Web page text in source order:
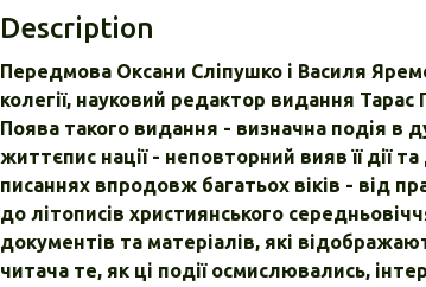
Description
Передмова Оксани Сліпушко і Василя
колегії, науковий редактор видання Тарас
Поява такого видання - визначна подія в
життєпис нації - неповторний вияв її дії
писаннях впродовж багатьох віків - від
до літописів християнського
документів та матеріалів, які
читача те, як ці події осмислювались,